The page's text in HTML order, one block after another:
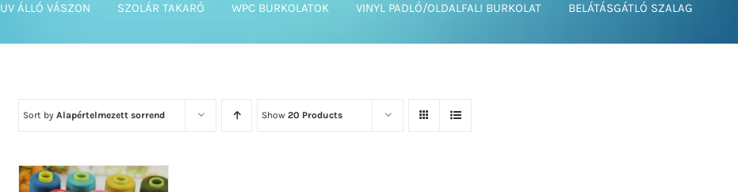
UV ÁLLÓ VÁSZON SZOLÁR TAKARÓ WPC BURKOLATOK VINYL PADLÓ/OLDALFALI BURKOLAT BELÁTÁSGÁTLÓ SZALAG
Sort byAlapértelmezett sorrend Show20 Products